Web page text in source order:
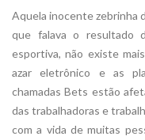
Aquela inocente zebrinha
que falava o resultado
esportiva, não existe
azar eletrônico e as
chamadas Bets estão
das trabalhadoras e
com a vida de muitas